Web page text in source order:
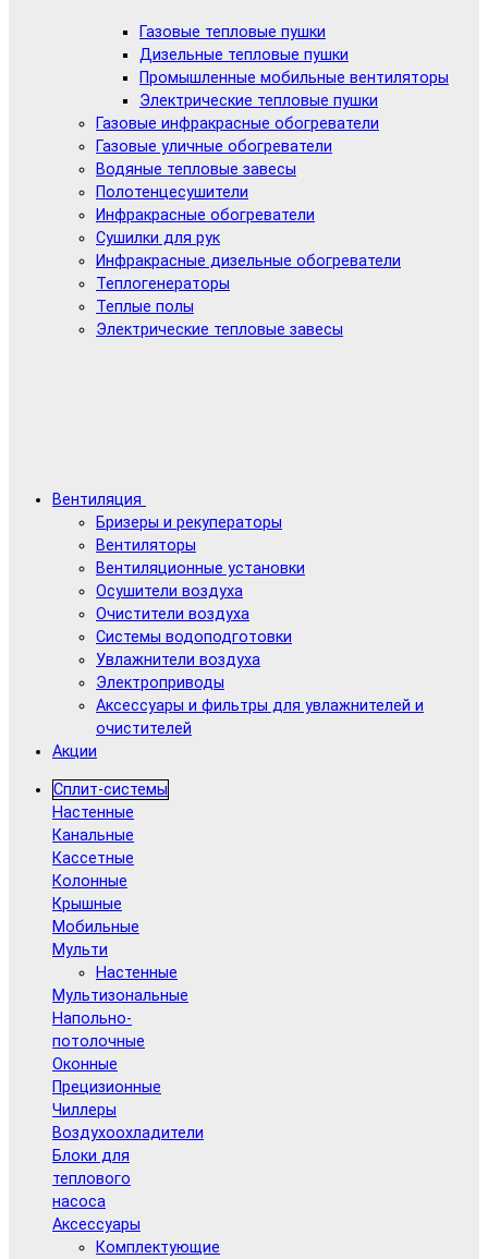
Газовые тепловые пушки
Дизельные тепловые пушки
Промышленные мобильные вентиляторы
Электрические тепловые пушки
Газовые инфракрасные обогреватели
Газовые уличные обогреватели
Водяные тепловые завесы
Полотенцесушители
Инфракрасные обогреватели
Сушилки для рук
Инфракрасные дизельные обогреватели
Теплогенераторы
Теплые полы
Электрические тепловые завесы
Вентиляция
Бризеры и рекуператоры
Вентиляторы
Вентиляционные установки
Осушители воздуха
Очистители воздуха
Системы водоподготовки
Увлажнители воздуха
Электроприводы
Аксессуары и фильтры для увлажнителей и
очистителей
Акции
Сплит-системы
Настенные
Канальные
Кассетные
Колонные
Крышные
Мобильные
Мульти
Настенные
Мультизональные
Напольно-
потолочные
Оконные
Прецизионные
Чиллеры
Воздухоохладители
Блоки для
теплового
насоса
Аксессуары
Комплектующие